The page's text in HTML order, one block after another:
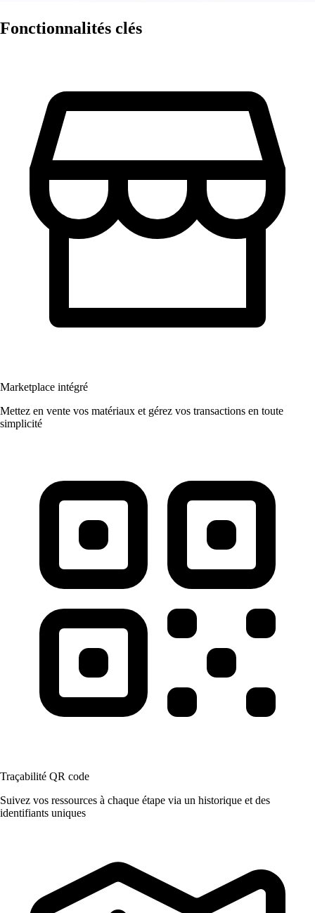
Fonctionnalités clés
Marketplace intégré
Mettez en vente vos matériaux et gérez vos transactions en toute
simplicité
Traçabilité QR code
Suivez vos ressources à chaque étape via un historique et des
identifiants uniques